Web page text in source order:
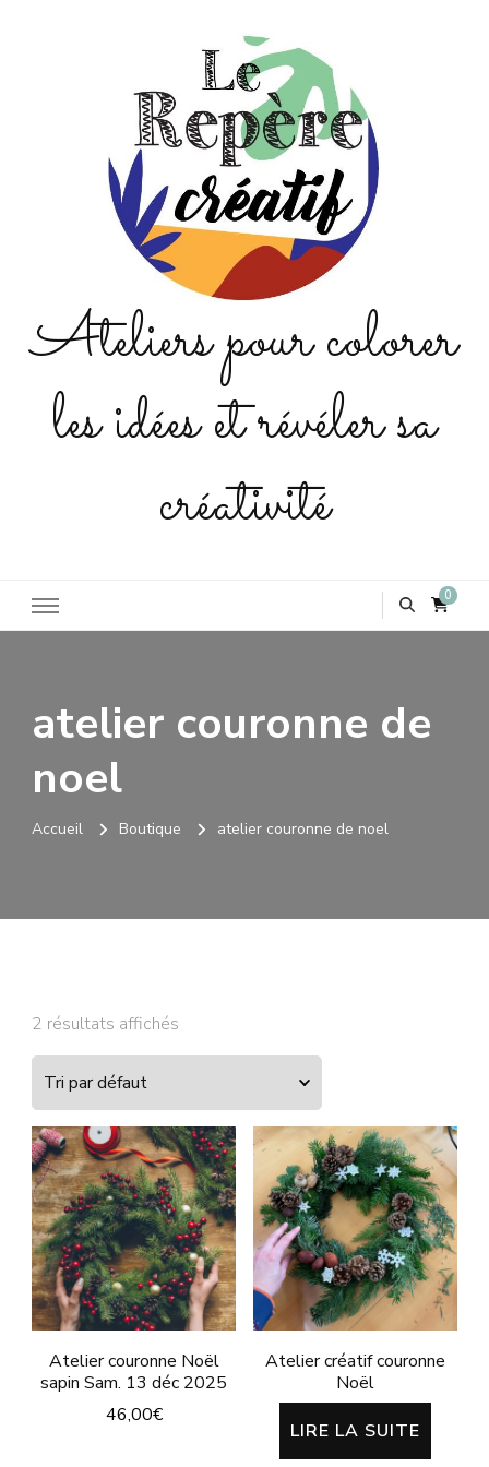
Ateliers pour colorer
les idées et révéler sa
créativité
0
atelier couronne de
noel
Accueil Boutique atelier couronne de noel
2 résultats affichés
Atelier couronne Noël
sapin Sam. 13 déc 2025
46,00€
Atelier créatif couronne
Noël
LIRE LA SUITE